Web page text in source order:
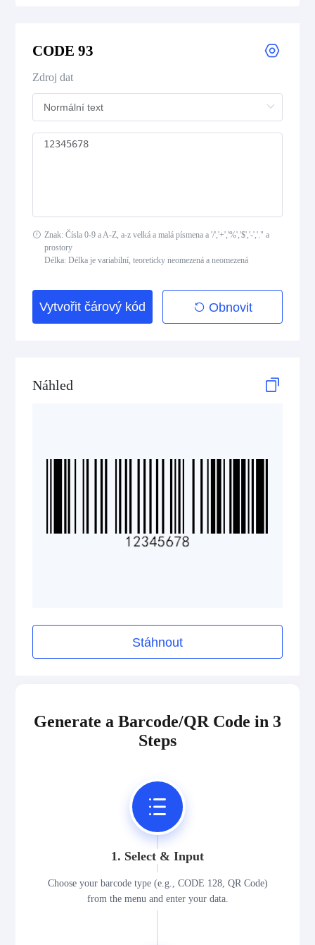
CODE 39 Mod 43
CODE 93
Codabar
Standard 2 of 5
MSI Plessey (MSI Mod 10)
Pharmacode
Telepen
LOGMARS
GS1 2D Codes
CODE 93
Zdroj dat
Znak: Čísla 0-9 a A-Z, a-z velká a malá písmena a '/','+','%','$','-','." a
prostory
Délka: Délka je variabilní, teoreticky neomezená a neomezená
Vytvořit čárový kód Obnovit
Náhled
Stáhnout
Generate a Barcode/QR Code in 3
Steps
1. Select & Input
Choose your barcode type (e.g., CODE 128, QR Code)
from the menu and enter your data.